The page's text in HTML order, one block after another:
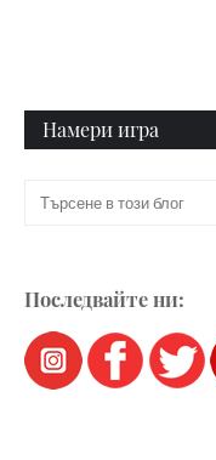
Намери игра
Последвайте ни: